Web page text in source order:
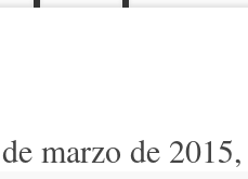
marzo de